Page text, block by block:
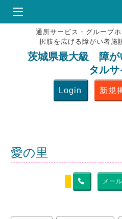
♥お気にりブ
掲載会員
よくあ
通所サービス・グループ
択肢を広げる障がい者施
茨城県最大級 障が
タルサ
Login 新規
愛の里
メー